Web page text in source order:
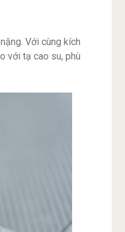
Với cùng kích
với tạ cao su, phù